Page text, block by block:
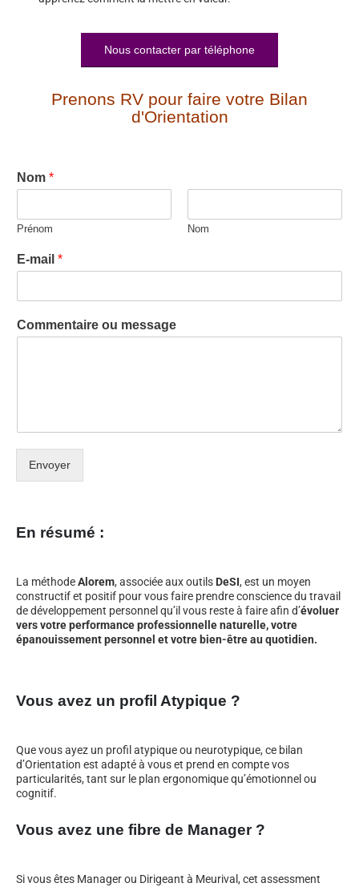
Nous contacter par téléphone
Prenons RV pour faire votre Bilan
d'Orientation
Nom *
Prénom Nom
E-mail *
Commentaire ou message
Envoyer
En résumé :
La méthodeAlorem, associée aux outils DeSI, est un moyen
constructif et positif pour vous faire prendre conscience du travail
de développement personnel qu’il vous reste à faire afin d’évoluer
vers votre performance professionnelle naturelle, votre
épanouissement personnel et votre bien-être au quotidien.
Vous avez un profil Atypique ?
Que vous ayez un profil atypique ou neurotypique, ce bilan
d’Orientation est adapté à vous et prend en compte vos
particularités, tant sur le plan ergonomique qu’émotionnel ou
cognitif.
Vous avez une fibre de Manager ?
Si vous êtes Manager ou Dirigeant à Meurival, cet assessment